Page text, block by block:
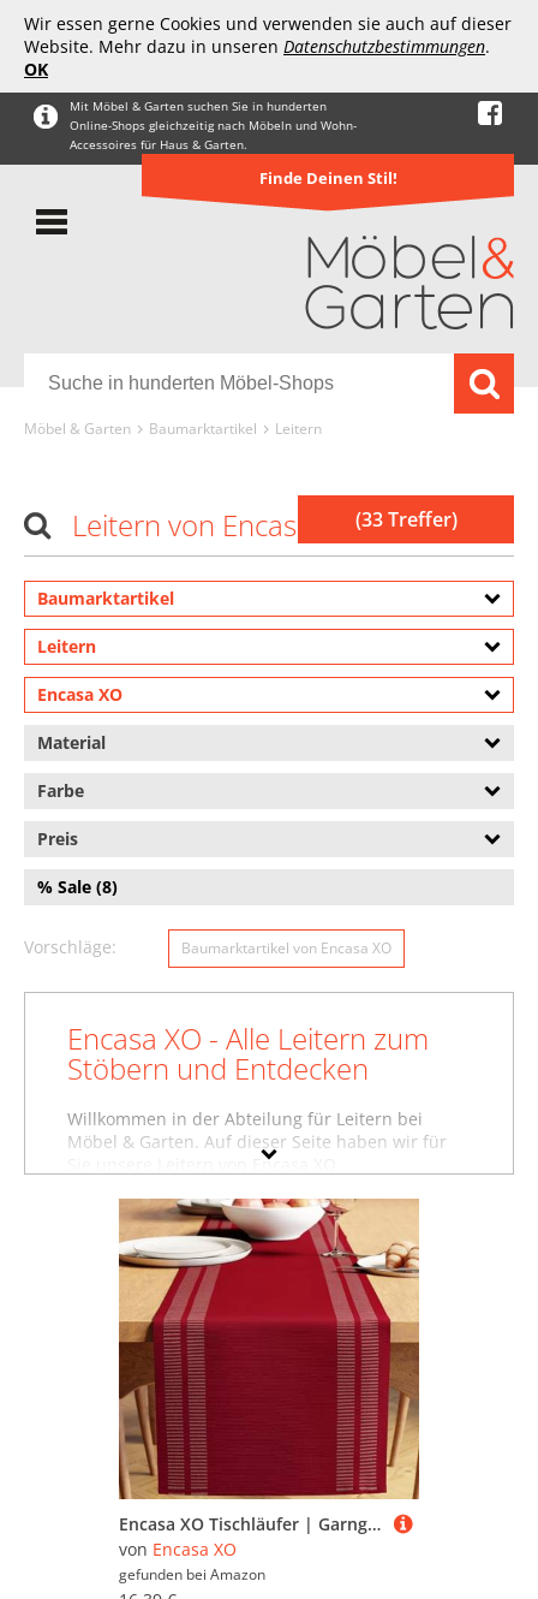
Wir essen gerne Cookies und verwenden sie auch auf dieser
Website. Mehr dazu in unseren Datenschutzbestimmungen.
OK
Mit Möbel & Garten suchen Sie in hunderten
Online-Shops gleichzeitig nach Möbeln und Wohn-
Accessoires für Haus & Garten.
Finde Deinen Stil!
Möbel & Garten Baumarktartikel Leitern
(33 Treffer)
Leitern von Encasa XO
Baumarktartikel
Leitern
Encasa XO
Material
Farbe
Preis
% Sale (8)
Vorschläge: Baumarktartikel von Encasa XO
Encasa XO - Alle Leitern zum
Stöbern und Entdecken
Willkommen in der Abteilung für Leitern bei
Möbel & Garten. Auf dieser Seite haben wir für
Sie unsere Leitern von Encasa XO
was Sie suchen, dann schauen Sie sich auch
unsere anderenBaumarktartikel von Encasa XO
an oder stöbern Sie in dem gesamten
Möbelsortiment sämtlicher Leitern. Oder suchen
Sie gezielt nach Möbeln von Encasa XO? Dann
besuchen Sie unsere Abteilung mit sämtlichen
Möbeln der Marke Encasa XO
. Mit Hilfe der Filter
oben auf der Seite können Sie auch gezielt
Leitern von anderen Marken ansehen und in
bestimmten Preiskategorien sowie nach
reduzierten Angeboten suchen. Lassen Sie sich
inspirieren - wir wünschen Ihnen viel Spaß dabei!
Encasa XO Tischläufer | Garngefärbte Feinripp-Baumwolle | Größe 32x240 cm | Leiter Rot | Maschinenwaschbar
von Encasa XO
gefunden bei Amazon